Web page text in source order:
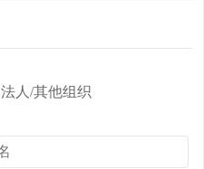
法人/其他组织